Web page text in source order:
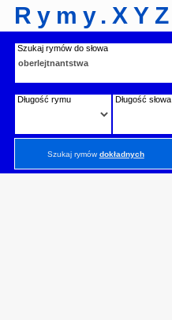
Rymy.XYZ
Szukaj rymów do słowa
Długość rymu Długość słowa
Szukaj rymówdokładnych